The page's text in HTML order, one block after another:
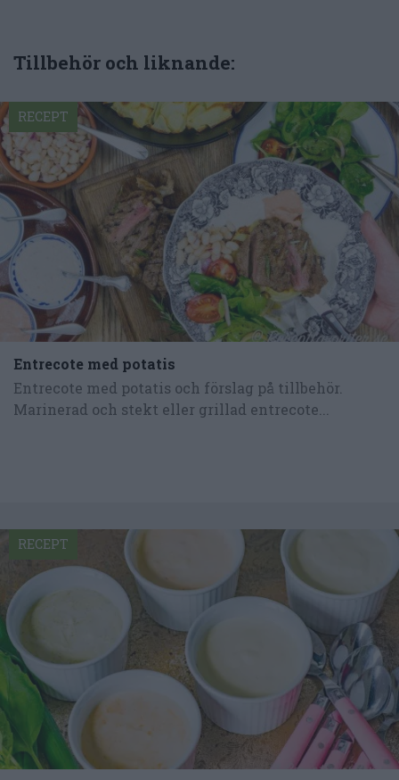
Tillbehör och liknande:
Entrecote med potatis
Entrecote med potatis och förslag på tillbehör.
Marinerad och stekt eller grillad entrecote...
RECEPT
RECEPT